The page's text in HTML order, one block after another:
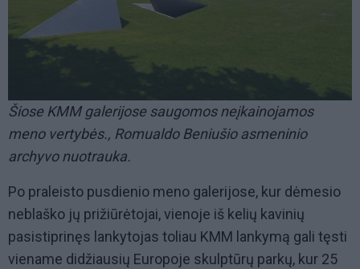
Šiose KMM galerijose saugomos neįkainojamos
meno vertybės., Romualdo Beniušio asmeninio
archyvo nuotrauka.
Po praleisto pusdienio meno galerijose, kur dėmesio
neblaško jų prižiūrėtojai, vienoje iš kelių kavinių
pasistiprinęs lankytojas toliau KMM lankymą gali tęsti
viename didžiausių Europoje skulptūrų parkų, kur 25